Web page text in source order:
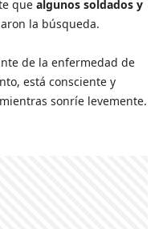
quealgunos soldados y
la búsqueda.
de la enfermedad de
está consciente y
sonríe levemente.